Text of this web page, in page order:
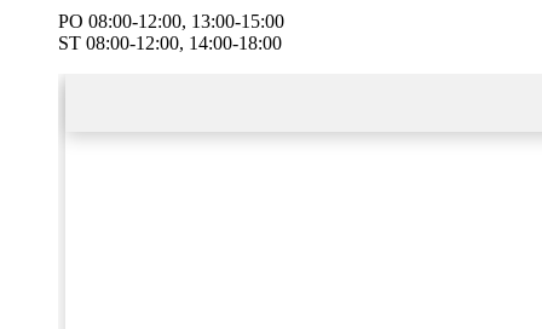
PO 08:00-12:00, 13:00-15:00
ST 08:00-12:00, 14:00-18:00